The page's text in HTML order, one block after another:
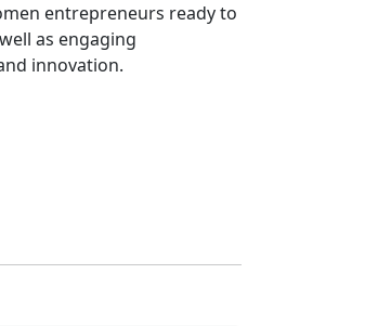
entrepreneurs ready to
as engaging
innovation.